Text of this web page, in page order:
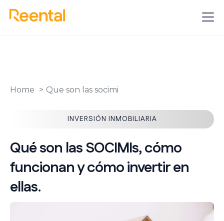
Home Que son las socimi
INVERSIÓN INMOBILIARIA
Qué son las SOCIMIs, cómo
funcionan y cómo invertir en
ellas.